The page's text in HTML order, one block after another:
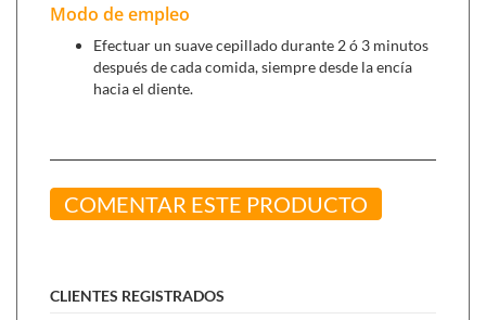
Limpieza profunda sin dañar el esmalte y sin irritar las
encías.
Protección eficaz contra la placa bacteriana y la caries.
encías sensibles.
Colutorio aloe dent (250 ml),para enjuagar la boca
Modo de empleo
Efectuar un suave cepillado durante 2 ó 3 minutos
después de cada comida, siempre desde la encía
hacia el diente.
COMENTAR ESTE PRODUCTO
CLIENTES REGISTRADOS